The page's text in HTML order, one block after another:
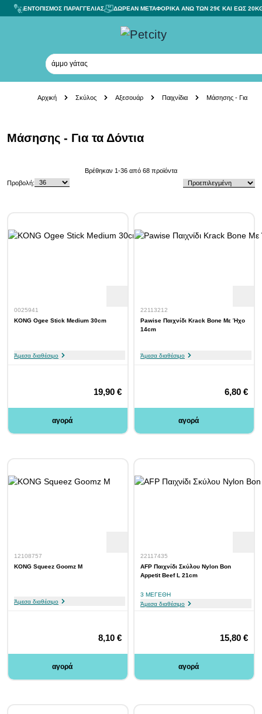
ΕΝΤΟΠΙΣΜΟΣ ΠΑΡΑΓΓΕΛΙΑΣ ΔΩΡΕΑΝ ΜΕΤΑΦΟΡΙΚΑ ΑΝΩ ΤΩΝ 29€ ΚΑΙ ΕΩΣ
κονσέ
Αρχική Σκύλος Αξεσουάρ Παιχνίδια Μάσησης - Για τα
Skip to product list
Μάσησης - Για τα Δόντια
Βρέθηκαν 1-36 από 68 προϊόντα
Προβολή:
0025941
KONG Ogee Stick Medium 30cm
Άμεσα διαθέσιμο
19,90 €
αγορά
22113212
Pawise Παιχνίδι Krack Bone Με Ήχο
14cm
Άμεσα διαθέσιμο
6,80 €
αγορά
12108757
KONG Squeez Goomz M
Άμεσα διαθέσιμο
8,10 €
αγορά
22117435
AFP Παιχνίδι Σκύλου Nylon Bon
Appetit Beef L 21cm
3 ΜΕΓΈΘΗ
Άμεσα διαθέσιμο
15,80 €
αγορά